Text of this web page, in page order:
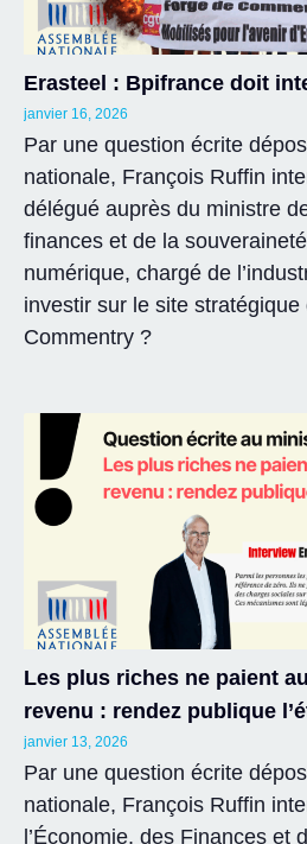
Erasteel : Bpifrance doit
janvier 16, 2026
Par une question écrite
nationale, François Ruffin
délégué auprès du ministre
finances et de la
numérique, chargé de
investir sur le site stratégique
Commentry ?
Les plus riches ne paient
revenu : rendez publique
janvier 13, 2026
Par une question écrite
nationale, François Ruffin
l’Économie, des Finances et